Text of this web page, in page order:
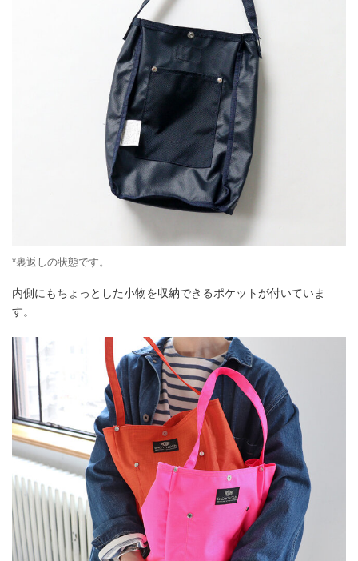
*裏返しの状態です。
内側にもちょっとした小物を収納できるポケットが付いていま
す。